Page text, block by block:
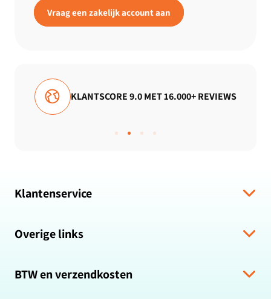
Vraag een zakelijk account aan
KLANTSCORE 9.0 MET 16.000+ REVIEWS
Klantenservice
Algemene voorwaarden
Retour & Terugbetaling
Overige links
Zakelijk bestellen
BTW en verzendkosten